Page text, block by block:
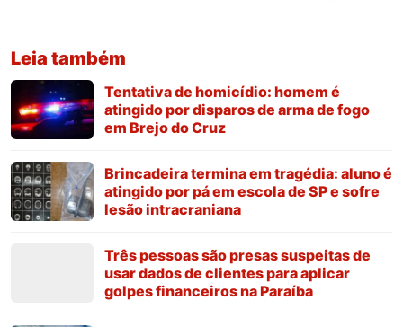
Leia também
Tentativa de homicídio: homem é
atingido por disparos de arma de fogo
em Brejo do Cruz
Brincadeira termina em tragédia: aluno é
atingido por pá em escola de SP e sofre
lesão intracraniana
Três pessoas são presas suspeitas de
usar dados de clientes para aplicar
golpes financeiros na Paraíba